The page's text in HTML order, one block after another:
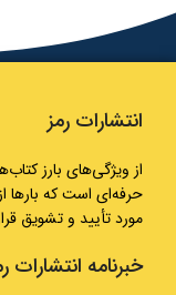
انتشارات رمز
از ویژگی‌های بارز
حرفه‌ای است که بارها
مورد تأیید و تشویق
خبرنامه انتشارات